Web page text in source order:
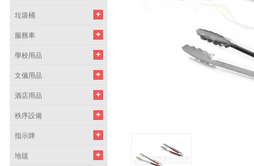
垃圾桶
服務車
學校用品
文儀用品
酒店用品
秩序設備
指示牌
地毯